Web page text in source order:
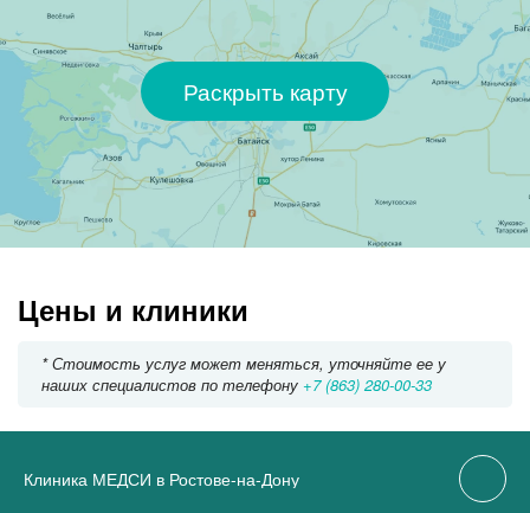
Раскрыть карту
Цены и клиники
* Стоимость услуг может меняться, уточняйте ее у
наших специалистов по телефону +7 (863) 280-00-33
Клиника МЕДСИ в Ростове-на-Дону